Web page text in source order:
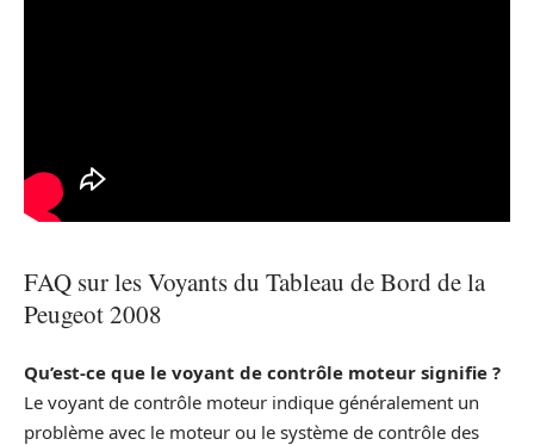
FAQ sur les Voyants du Tableau de Bord de la
Peugeot 2008
Qu’est-ce que le voyant de contrôle moteur signifie ?
Le voyant de contrôle moteur indique généralement un
problème avec le moteur ou le système de contrôle des